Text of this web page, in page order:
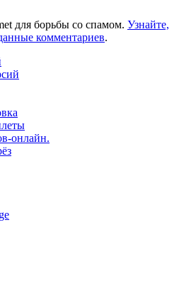
для борьбы со спамом. Узнайте,
комментариев.
онлайн.